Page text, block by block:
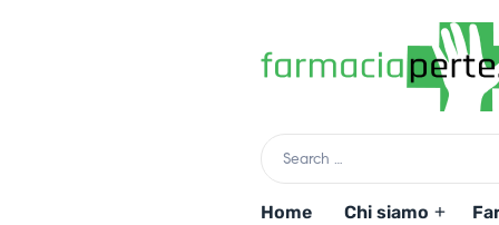
Home Chi siamo